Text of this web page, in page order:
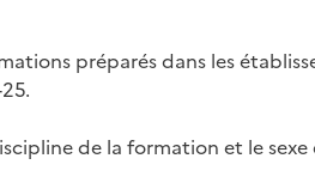
préparés dans les
de la formation et le